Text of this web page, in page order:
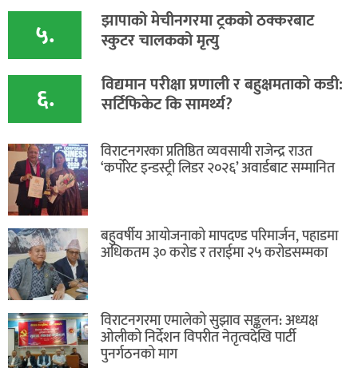
५. ​झापाको मेचीनगरमा ट्रकको ठक्करबाट
स्कुटर चालकको मृत्यु
६. विद्यमान परीक्षा प्रणाली र बहुक्षमताको कडी:
सर्टिफिकेट कि सामर्थ्य?
विराटनगरका प्रतिष्ठित व्यवसायी राजेन्द्र राउत
‘कर्पोरेट इन्डस्ट्री लिडर २०२६’ अवार्डबाट सम्मानित
बहुवर्षीय आयोजनाको मापदण्ड परिमार्जन, पहाडमा
अधिकतम ३० करोड र तराईमा २५ करोडसम्मका
विराटनगरमा एमालेको सुझाव सङ्कलन: अध्यक्ष
ओलीको निर्देशन विपरीत नेतृत्वदेखि पार्टी
पुनर्गठनको माग